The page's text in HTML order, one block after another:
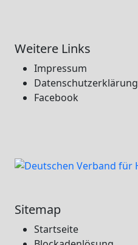
Weitere Links
Impressum
Datenschutzerklärung
Facebook
Sitemap
Startseite